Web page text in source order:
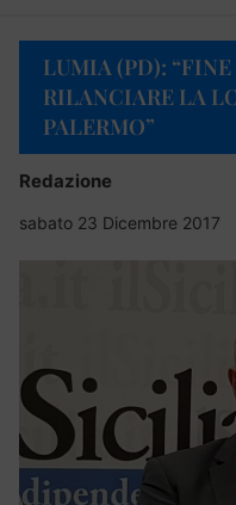
LUMIA (PD):
RILANCIARE LA
PALERMO”
Redazione
sabato 23 Dicembre 2017